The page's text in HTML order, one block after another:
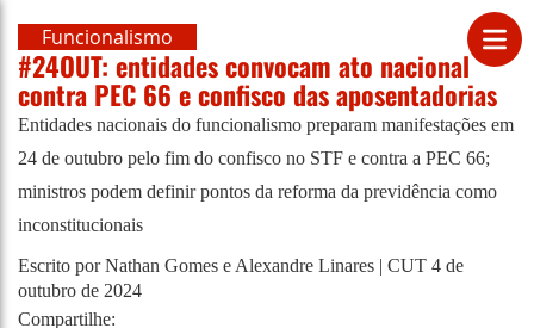
Funcionalismo
#24OUT: entidades convocam ato nacional
contra PEC 66 e confisco das aposentadorias
Entidades nacionais do funcionalismo preparam manifestações em
24 de outubro pelo fim do confisco no STF e contra a PEC 66;
ministros podem definir pontos da reforma da previdência como
inconstitucionais
Escrito por Nathan Gomes e Alexandre Linares | CUT 4 de
outubro de 2024
Compartilhe: